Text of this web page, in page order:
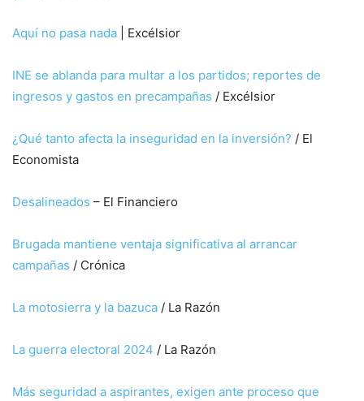
Aquí no pasa nada | Excélsior
INE se ablanda para multar a los partidos; reportes de
ingresos y gastos en precampañas / Excélsior
¿Qué tanto afecta la inseguridad en la inversión? / El
Economista
Desalineados – El Financiero
Brugada mantiene ventaja significativa al arrancar
campañas / Crónica
La motosierra y la bazuca / La Razón
La guerra electoral 2024 / La Razón
Más seguridad a aspirantes, exigen ante proceso que